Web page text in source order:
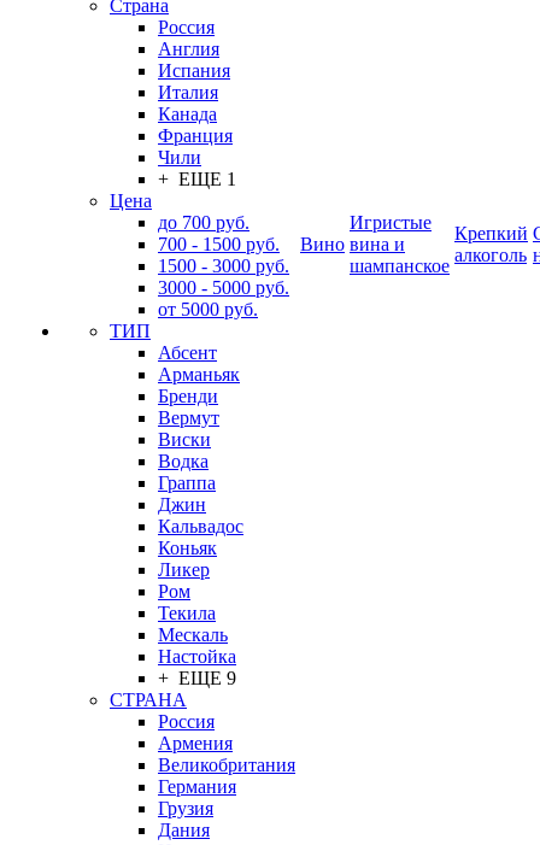
Страна
Россия
Англия
Испания
Италия
Канада
Франция
Чили
+ ЕЩЕ 1
Цена
до 700 руб.
700 - 1500 руб.
1500 - 3000 руб.
3000 - 5000 руб.
от 5000 руб.
ТИП
Абсент
Арманьяк
Бренди
Вермут
Виски
Водка
Граппа
Джин
Кальвадос
Коньяк
Ликер
Ром
Текила
Мескаль
Настойка
+ ЕЩЕ 9
СТРАНА
Россия
Армения
Великобритания
Германия
Грузия
Дания
Вино
Игристые
вина и
шампанское
Крепкий
алкоголь